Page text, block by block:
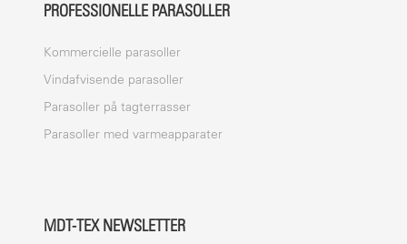
PROFESSIONELLE PARASOLLER
Kommercielle parasoller
Vindafvisende parasoller
Parasoller på tagterrasser
Parasoller med varmeapparater
MDT-TEX NEWSLETTER